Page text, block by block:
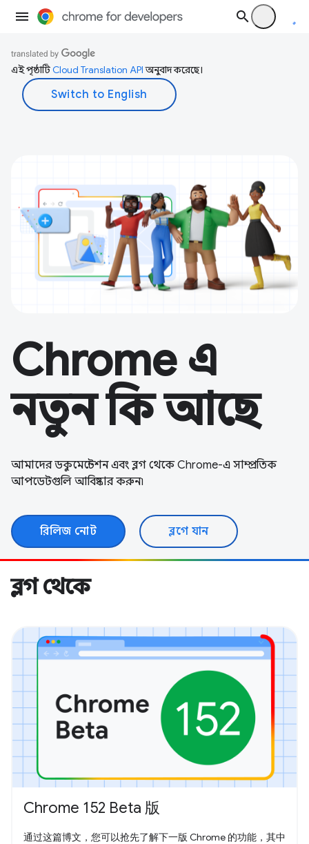
এই পৃষ্ঠাটিCloud Translation APIঅনুবাদ করেছে।
Chrome এ
নতুন কি আছে
আমাদের ডকুমেন্টেশন এবং ব্লগ থেকে Chrome-এ সাম্প্রতিক
আপডেটগুলি আবিষ্কার করুন৷
রিলিজ নোট ব্লগে যান
ব্লগ থেকে
Chrome 152 Beta 版
通过这篇博文，您可以抢先了解下一版 Chrome 的功能，其中